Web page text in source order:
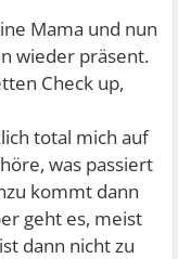
Mama und nun
wieder präsent.
Check up,
total mich auf
was passiert
kommt dann
geht es, meist
dann nicht zu